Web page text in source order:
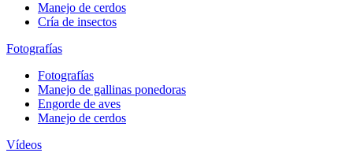
Manejo de cerdos
Cría de insectos
Fotografías
Fotografías
Manejo de gallinas ponedoras
Engorde de aves
Manejo de cerdos
Vídeos